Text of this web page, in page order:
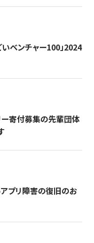
ベンチャー100」2024
ー寄付募集の先輩団体
プリ障害の復旧のお